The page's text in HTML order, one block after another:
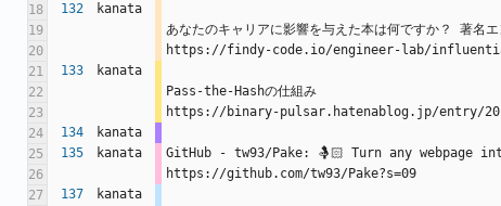
18
132
kanata
19
あなたのキャリアに影響を与えた本は何ですか？ 著
20
https://findy-code.io/engineer-lab/
21
133
kanata
22
Pass-the-Hashの仕組み
23
https://binary-pulsar.hatenablog.jp/entry/
24
134
kanata
25
135 kanata
GitHub - tw93/Pake: 🤱🏻 Turn any webpage
26
https://github.com/tw93/Pake?s=09
27
137
kanata